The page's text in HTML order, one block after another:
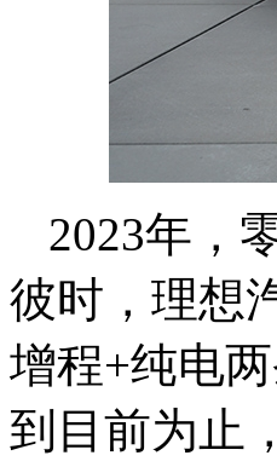
2023年，
彼时，理想
增程+纯电
到目前为止